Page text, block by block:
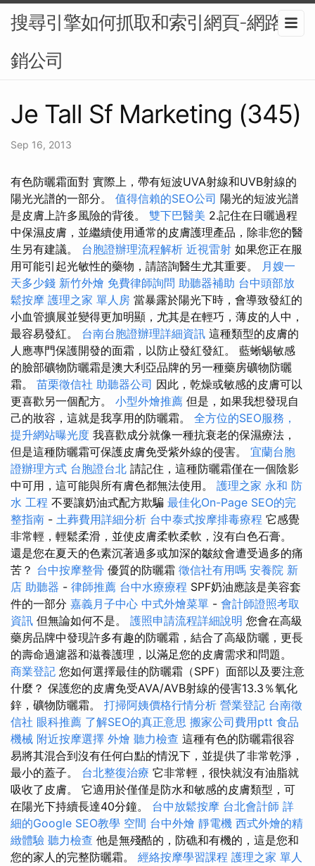
搜尋引擎如何抓取和索引網頁-網路行
銷公司
Je Tall Sf Marketing (345)
Sep 16, 2013
有色防曬霜面對 實際上，帶有短波UVA射線和UVB射線的
陽光光譜的一部分。 值得信賴的SEO公司 陽光的短波光譜
是皮膚上許多風險的背後。 雙下巴醫美 2.記住在日曬過程
中保濕皮膚，並繼續使用通常的皮膚護理產品，除非您的醫
生另有建議。 台胞證辦理流程解析 近視雷射 如果您正在服
用可能引起光敏性的藥物，請諮詢醫生尤其重要。 月嫂一
天多少錢 新竹外燴 免費律師詢問 助聽器補助 台中頭部放
鬆按摩 護理之家 單人房 當暴露於陽光下時，會導致發紅的
小血管擴展並變得更加明顯，尤其是在輕巧，薄皮的人中，
最容易發紅。 台南台胞證辦理詳細資訊 這種類型的皮膚的
人應專門保護開發的面霜，以防止發紅發紅。 藍蜥蜴敏感
的臉部礦物防曬霜是澳大利亞品牌的另一種藥房礦物防曬
霜。 苗栗徵信社 助聽器公司 因此，乾燥或敏感的皮膚可以
更喜歡另一個配方。 小型外燴推薦 但是，如果我想發現自
己的妝容，這就是我享用的防曬霜。 全方位的SEO服務，
提升網站曝光度 我喜歡成分就像一種抗衰老的保濕療法，
但是這種防曬霜可保護皮膚免受紫外線的侵害。 宜蘭台胞
證辦理方式 台胞證台北 請記住，這種防曬霜僅在一個陰影
中可用，這可能與所有膚色都無法使用。 護理之家 永和 防
水 工程 不要讓奶油式配方欺騙 最佳化On-Page SEO的完
整指南 - 土葬費用詳細分析 台中泰式按摩排毒療程 它感覺
非常輕，輕鬆柔滑，並使皮膚柔軟柔軟，沒有白色石膏。
還是您在夏天的色素沉著過多或加深的皺紋會遭受過多的痛
苦？ 台中按摩整骨 優質的防曬霜 徵信社有用嗎 安養院 新
店 助聽器 - 律師推薦 台中水療療程 SPF奶油應該是美容套
件的一部分 嘉義月子中心 中式外燴菜單 - 會計師證照考取
資訊 但無論如何不是。 護照申請流程詳細說明 您會在高級
藥房品牌中發現許多有趣的防曬霜，結合了高級防曬，更長
的壽命過濾器和滋養護理，以滿足您的皮膚需求和問題。
商業登記 您如何選擇最佳的防曬霜（SPF）面部以及要注意
什麼？ 保護您的皮膚免受AVA/AVB射線的侵害13.3％氧化
鋅，礦物防曬霜。 打掃阿姨價格行情分析 營業登記 台南徵
信社 眼科推薦 了解SEO的真正意思 搬家公司費用ptt 食品
機械 附近按摩選擇 外燴 聽力檢查 這種有色的防曬霜很容
易將其混合到沒有任何白點的情況下，並提供了非常乾淨，
最小的蓋子。 台北整復治療 它非常輕，很快就沒有油脂就
吸收了皮膚。 它適用於僅僅是防水和敏感的皮膚類型，可
在陽光下持續長達40分鐘。 台中放鬆按摩 台北會計師 詳
細的Google SEO教學 空間 台中外燴 靜電機 西式外燴的精
緻體驗 聽力檢查 他是無殘酷的，防礁和有機的，這是您和
您的家人的完整防曬霜。 經絡按摩學習課程 護理之家 單人